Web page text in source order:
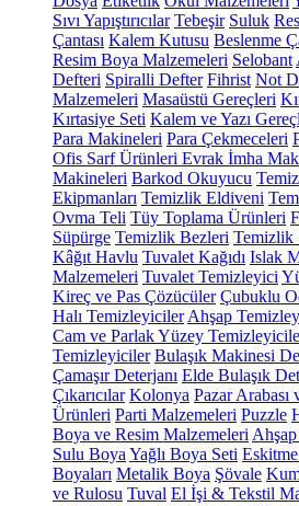
Sıvı Yapıştırıcılar Tebeşir Suluk
Çantası Kalem Kutusu Beslenme
Resim Boya Malzemeleri Selobant
Defteri Spiralli Defter Fihrist Not
Malzemeleri Masaüstü Gereçleri
Kırtasiye Seti Kalem ve Yazı
Para Makineleri Para Çekmeceleri
Ofis Sarf Ürünleri Evrak İmha
Makineleri Barkod Okuyucu
Ekipmanları Temizlik Eldiveni
Ovma Teli Tüy Toplama Ürünleri
Süpürge Temizlik Bezleri Temizlik
Kâğıt Havlu Tuvalet Kağıdı Islak
Malzemeleri Tuvalet Temizleyici
Kireç ve Pas Çözücüler Çubuklu
Halı Temizleyiciler Ahşap
Cam ve Parlak Yüzey
Temizleyiciler Bulaşık Makinesi
Çamaşır Deterjanı Elde Bulaşık
Çıkarıcılar Kolonya Pazar Arabası
Ürünleri Parti Malzemeleri Puzzle
Boya ve Resim Malzemeleri
Sulu Boya Yağlı Boya Seti
Boyaları Metalik Boya Şövale
ve Rulosu Tuval El İşi & Tekstil